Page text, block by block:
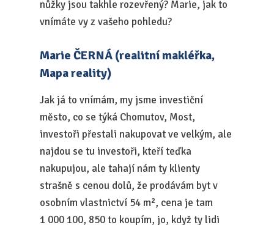
nůžky jsou takhle rozevřený? Marie, jak to
vnímáte vy z vašeho pohledu?
Marie ČERNÁ (realitní makléřka,
Mapa reality)
Jak já to vnímám, my jsme investiční
město, co se týká Chomutov, Most,
investoři přestali nakupovat ve velkým, ale
najdou se tu investoři, kteří teďka
nakupujou, ale tahají nám ty klienty
strašně s cenou dolů, že prodávám byt v
osobním vlastnictví 54 m², cena je tam
1 000 100, 850 to koupím, jo, když ty lidi